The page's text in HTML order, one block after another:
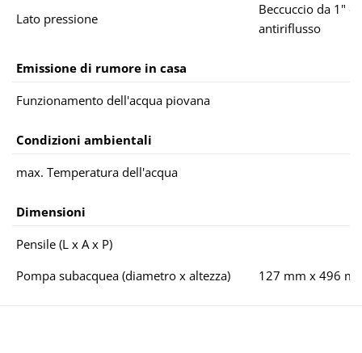
Lato pressione
Beccuccio da 1"
antiriflusso
Emissione di rumore in casa
Funzionamento dell'acqua piovana
Condizioni ambientali
max. Temperatura dell'acqua
Dimensioni
Pensile (L x A x P)
Pompa subacquea (diametro x altezza)
127 mm x 496